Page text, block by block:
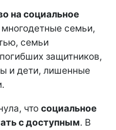
на социальное
семьи,
семьи
защитников,
и дети, лишенные
что социальное
с доступным. В